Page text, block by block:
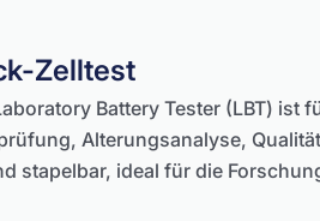
Zelltest
Battery Tester (LBT)
Alterungsanalyse,
stapelbar, ideal für die